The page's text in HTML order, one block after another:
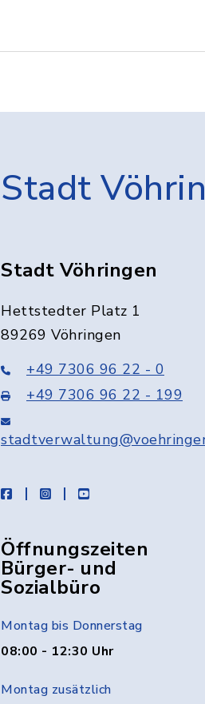
Stadt
Stadt Vöhringen
Hettstedter Platz 1
89269 Vöhringen
+49 7306 96 22 - 0
+49 7306 96 22 - 199
facebookinstagramyoutube
Öffnungszeiten
Bürger- und
Sozialbüro
Montag bis Donnerstag
08:00 - 12:30 Uhr
Montag zusätzlich